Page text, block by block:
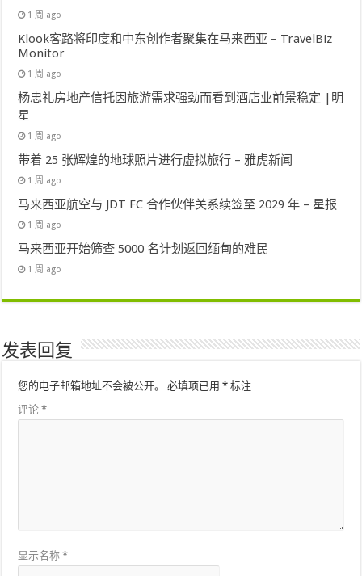
1 周 ago
Klook客路将印度和中东创作者聚集在马来西亚 – TravelBiz
Monitor
1 周 ago
杨忠礼房地产信托因旅游需求强劲而看到酒店业前景稳定 |明
星
1 周 ago
带着 25 张辉煌的地球照片进行虚拟旅行 – 雅虎新闻
1 周 ago
马来西亚航空与 JDT FC 合作伙伴关系续签至 2029 年 – 星报
1 周 ago
马来西亚开始筛查 5000 名计划返回缅甸的难民
1 周 ago
发表回复
您的电子邮箱地址不会被公开。 必填项已用* 标注
评论*
显示名称*